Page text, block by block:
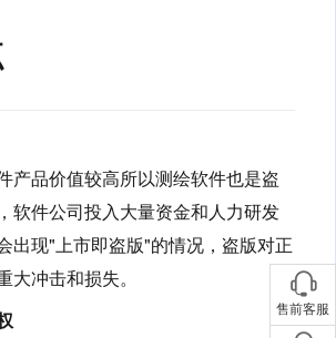
产品价值较高所以测绘软件也是盗
软件公司投入大量资金和人力研发
出现"上市即盗版"的情况，盗版对正
大冲击和损失。
售前客服